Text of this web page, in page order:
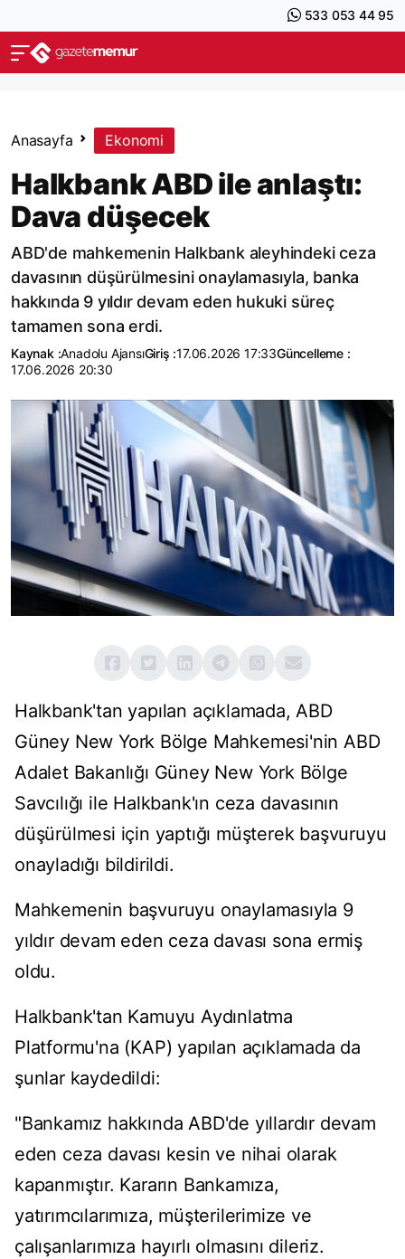
533 053 44 95
Anasayfa Ekonomi
Halkbank ABD ile anlaştı:
Dava düşecek
ABD'de mahkemenin Halkbank aleyhindeki ceza
davasının düşürülmesini onaylamasıyla, banka
hakkında 9 yıldır devam eden hukuki süreç
tamamen sona erdi.
Kaynak :Anadolu AjansıGiriş :17.06.2026 17:33Güncelleme :
17.06.2026 20:30
Halkbank'tan yapılan açıklamada, ABD
Güney New York Bölge Mahkemesi'nin ABD
Adalet Bakanlığı Güney New York Bölge
Savcılığı ile Halkbank'ın ceza davasının
düşürülmesi için yaptığı müşterek başvuruyu
onayladığı bildirildi.
Mahkemenin başvuruyu onaylamasıyla 9
yıldır devam eden ceza davası sona ermiş
oldu.
Halkbank'tan Kamuyu Aydınlatma
Platformu'na (KAP) yapılan açıklamada da
şunlar kaydedildi:
"Bankamız hakkında ABD'de yıllardır devam
eden ceza davası kesin ve nihai olarak
kapanmıştır. Kararın Bankamıza,
yatırımcılarımıza, müşterilerimize ve
çalışanlarımıza hayırlı olmasını dileriz.